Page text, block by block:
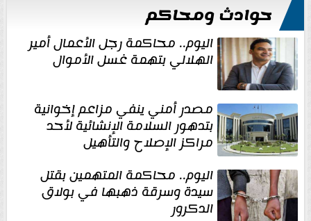
حوادث ومحاكم
اليوم.. محاكمة رجل الأعمال أمير
الهلالي بتهمة غسل الأموال
مصدر أمني ينفي مزاعم إخوانية
بتدهور السلامة الإنشائية لأحد
مراكز الإصلاح والتأهيل
اليوم.. محاكمة المتهمين بقتل
سيدة وسرقة ذهبها في بولاق
الدكرور